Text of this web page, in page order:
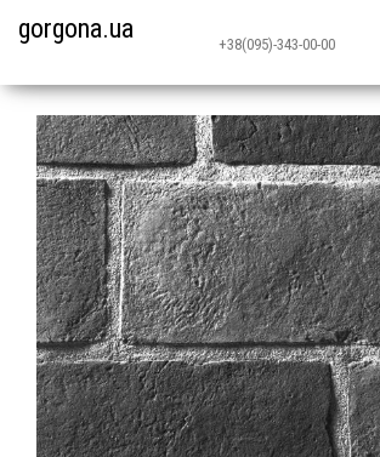
gorgona.ua
+38(095)-343-00-00